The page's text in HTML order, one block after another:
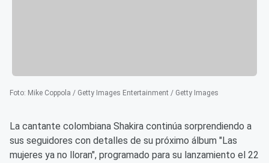
Foto: Mike Coppola / Getty Images Entertainment / Getty Images
La cantante colombiana Shakira continúa sorprendiendo a
sus seguidores con detalles de su próximo álbum "Las
mujeres ya no lloran", programado para su lanzamiento el 22